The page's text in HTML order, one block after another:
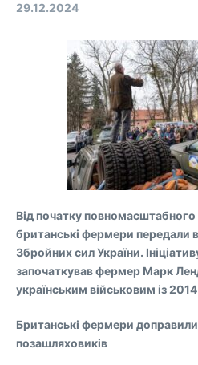
29.12.2024
Від початку
британські фермери передали
Збройних сил України.
започаткував фермер Марк
українським військовим із
Британські фермери
позашляховиків